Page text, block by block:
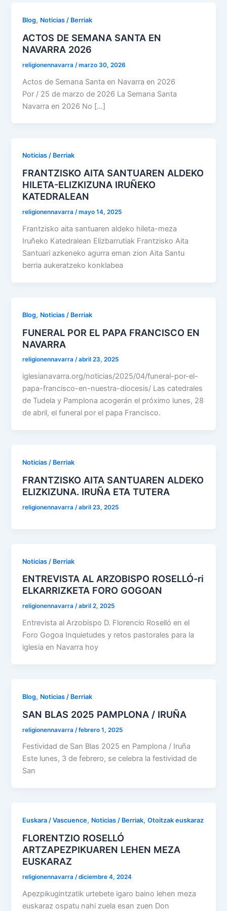
Blog, Noticias / Berriak
ACTOS DE SEMANA SANTA EN
NAVARRA 2026
religionennavarra /marzo 30, 2026
Actos de Semana Santa en Navarra en 2026
Por / 25 de marzo de 2026 La Semana Santa
Navarra en 2026 No […]
Noticias / Berriak
FRANTZISKO AITA SANTUAREN ALDEKO
HILETA-ELIZKIZUNA IRUÑEKO
KATEDRALEAN
religionennavarra/mayo 14, 2025
Frantzisko aita santuaren aldeko hileta-meza
Iruñeko Katedralean Elizbarrutiak Frantzisko Aita
Santuari azkeneko agurra eman zion Aita Santu
berria aukeratzeko konklabea
Blog, Noticias / Berriak
FUNERAL POR EL PAPA FRANCISCO EN
NAVARRA
religionennavarra/abril 23, 2025
iglesianavarra.org/noticias/2025/04/funeral-por-el-
papa-francisco-en-nuestra-diocesis/ Las catedrales
de Tudela y Pamplona acogerán el próximo lunes, 28
de abril, el funeral por el papa Francisco.
Noticias / Berriak
FRANTZISKO AITA SANTUAREN ALDEKO
ELIZKIZUNA. IRUÑA ETA TUTERA
religionennavarra/abril 23, 2025
Noticias / Berriak
ENTREVISTA AL ARZOBISPO ROSELLÓ-ri
ELKARRIZKETA FORO GOGOAN
religionennavarra/abril 2, 2025
Entrevista al Arzobispo D. Florencio Roselló en el
Foro Gogoa Inquietudes y retos pastorales para la
iglesia en Navarra hoy
Blog, Noticias / Berriak
SAN BLAS 2025 PAMPLONA / IRUÑA
religionennavarra /febrero 1, 2025
Festividad de San Blas 2025 en Pamplona / Iruña
Este lunes, 3 de febrero, se celebra la festividad de
San
Euskara / Vascuence, Noticias / Berriak,Otoitzak euskaraz
FLORENTZIO ROSELLÓ
ARTZAPEZPIKUAREN LEHEN MEZA
EUSKARAZ
religionennavarra/diciembre 4, 2024
Apezpikugintzatik urtebete igaro baino lehen meza
euskaraz ospatu nahi zuela esan zuen Don